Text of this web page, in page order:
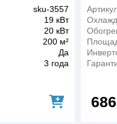
наружного воздуха
наружного
от наружного
sku-3557
19 кВт
20 кВт
200 м²
Да
3 года